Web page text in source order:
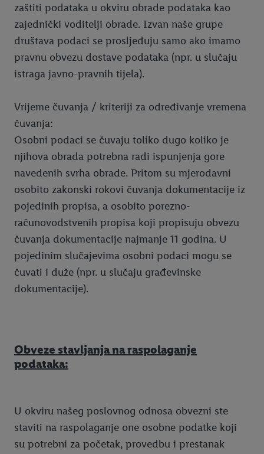
zaštiti podataka u okviru obrade podataka kao
zajednički voditelji obrade. Izvan naše grupe
društava podaci se prosljeđuju samo ako imamo
pravnu obvezu dostave podataka (npr. u slučaju
istraga javno-pravnih tijela).
Vrijeme čuvanja / kriteriji za određivanje vremena
čuvanja:
Osobni podaci se čuvaju toliko dugo koliko je
njihova obrada potrebna radi ispunjenja gore
navedenih svrha obrade. Pritom su mjerodavni
osobito zakonski rokovi čuvanja dokumentacije iz
pojedinih propisa, a osobito porezno-
računovodstvenih propisa koji propisuju obvezu
čuvanja dokumentacije najmanje 11 godina. U
pojedinim slučajevima osobni podaci mogu se
čuvati i duže (npr. u slučaju građevinske
dokumentacije).
Obveze stavljanja na raspolaganje
podataka:
U okviru našeg poslovnog odnosa obvezni ste
staviti na raspolaganje one osobne podatke koji
su potrebni za početak, provedbu i prestanak